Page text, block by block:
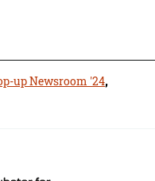
up Newsroom '24,